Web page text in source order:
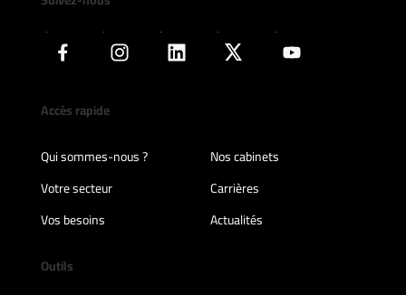
Accès rapide
Qui sommes-nous ?
Nos cabinets
Votre secteur
Carrières
Vos besoins
Actualités
Outils